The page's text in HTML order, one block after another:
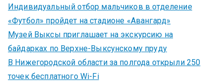
Индивидуальный отбор мальчиков в отделение
«Футбол» пройдет на стадионе «Авангард»
Музей Выксы приглашает на экскурсию на
байдарках по Верхне-Выксунскому пруду
В Нижегородской области за полгода открыли 250
точек бесплатного Wi-Fi